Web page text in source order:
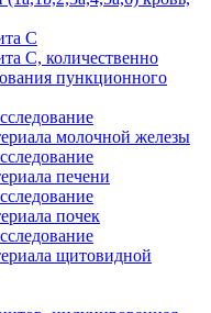
C
C, количественно
пункционного
молочной железы
печени
почек
щитовидной